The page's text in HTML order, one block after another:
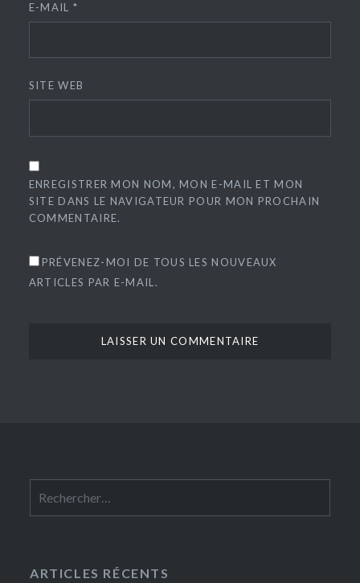
E-MAIL *
SITE WEB
ENREGISTRER MON NOM, MON E-MAIL ET MON
SITE DANS LE NAVIGATEUR POUR MON PROCHAIN
COMMENTAIRE.
PRÉVENEZ-MOI DE TOUS LES NOUVEAUX
ARTICLES PAR E-MAIL.
ARTICLES RÉCENTS